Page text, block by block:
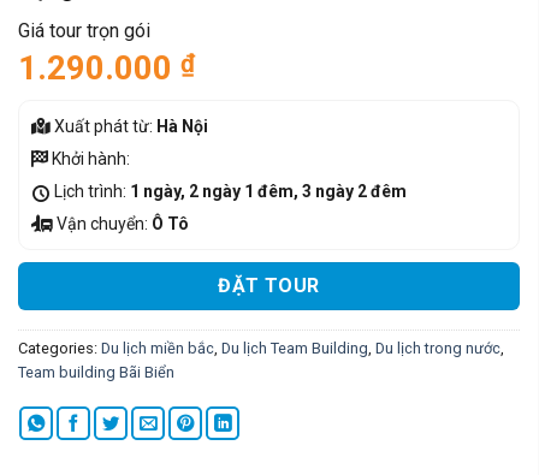
Giá tour trọn gói
1.290.000 ₫
Xuất phát từ: Hà Nội
Khởi hành:
Lịch trình: 1 ngày, 2 ngày 1 đêm, 3 ngày 2 đêm
Vận chuyển: Ô Tô
ĐẶT TOUR
Categories: Du lịch miền bắc, Du lịch Team Building, Du lịch trong nước,
Team building Bãi Biển